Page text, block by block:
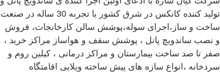
تولید کننده کانکس در شرق کشور با تجربه 30 ساله در صنعت
ساخت و ساز،اجرای سوله،پوشش سالن کارخانجات، فروش
و نصب ساندویچ پانل ، پوشش سقف و هواساز مراکز خرید ،
صفر تا صد ساخت بیمارستان و مراکز درمانی ، کیلین روم و
سردخانه ،انواع سازه های پیش ساخته ویلایی اقامتگاه